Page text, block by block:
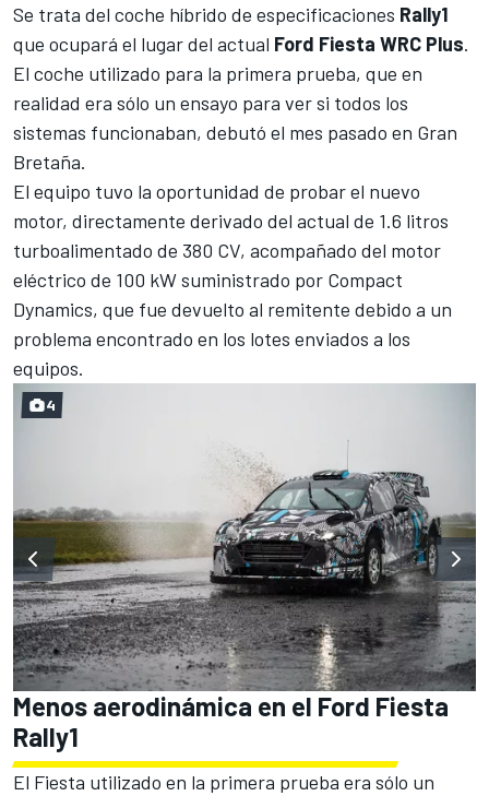
Se trata del coche híbrido de especificaciones Rally1
que ocupará el lugar del actual Ford Fiesta WRC Plus.
El coche utilizado para la primera prueba, que en
realidad era sólo un ensayo para ver si todos los
sistemas funcionaban, debutó el mes pasado en Gran
Bretaña.
El equipo tuvo la oportunidad de probar el nuevo
motor, directamente derivado del actual de 1.6 litros
turboalimentado de 380 CV, acompañado del motor
eléctrico de 100 kW suministrado por Compact
Dynamics, que fue devuelto al remitente debido a un
problema encontrado en los lotes enviados a los
equipos.
4
Menos aerodinámica en el Ford Fiesta
Rally1
El Fiesta utilizado en la primera prueba era sólo un